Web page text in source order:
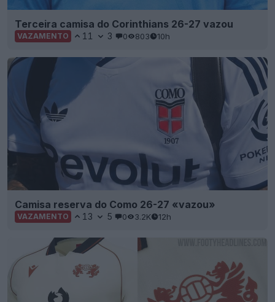
Terceira camisa do Corinthians 26-27 vazou
VAZAMENTO 11 3 0 803 10h
Camisa reserva do Como 26-27 «vazou»
VAZAMENTO 13 5 0 3.2K 12h